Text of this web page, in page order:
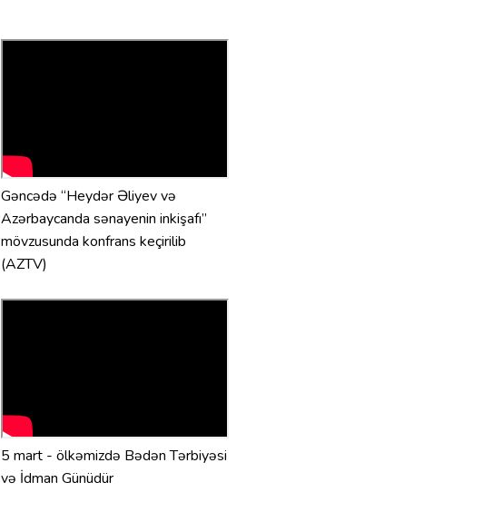
Gəncədə “Heydər Əliyev və
Azərbaycanda sənayenin inkişafı”
mövzusunda konfrans keçirilib
(AZTV)
5 mart - ölkəmizdə Bədən Tərbiyəsi
və İdman Günüdür